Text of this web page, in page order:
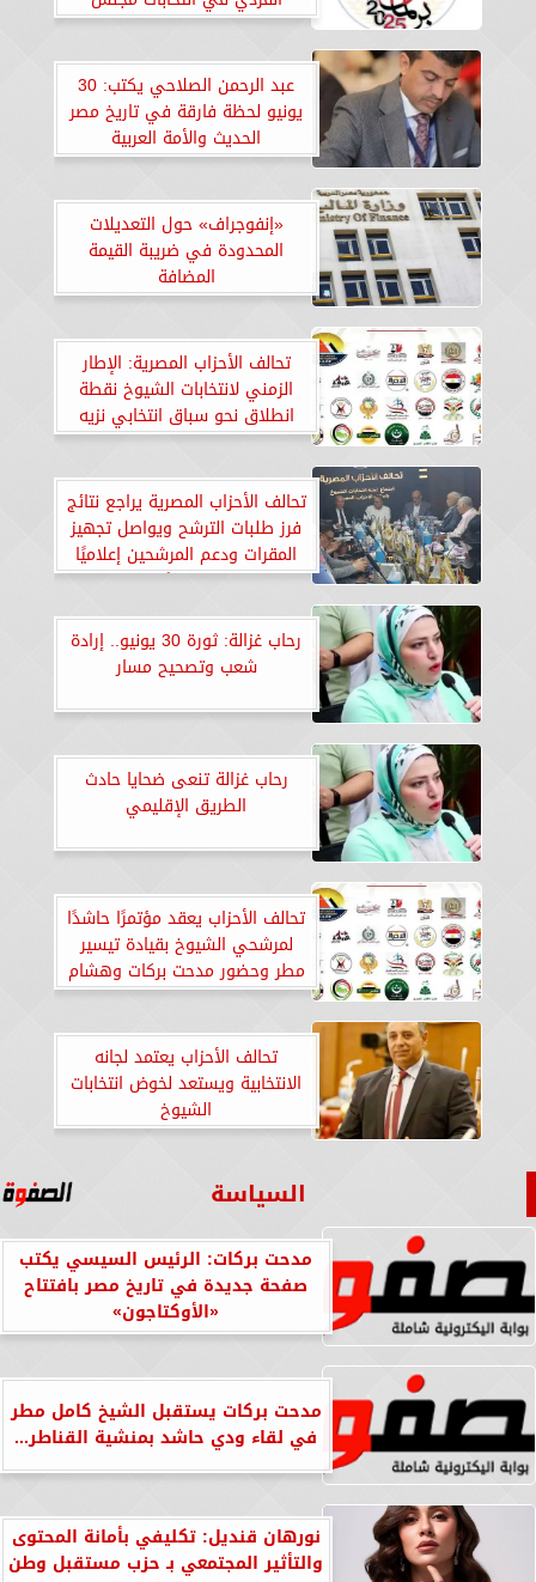
الشيوخ
عبد الرحمن الصلاحي يكتب: 30
يونيو لحظة فارقة في تاريخ مصر
الحديث والأمة العربية
«إنفوجراف» حول التعديلات
المحدودة في ضريبة القيمة
المضافة
تحالف الأحزاب المصرية: الإطار
الزمني لانتخابات الشيوخ نقطة
انطلاق نحو سباق انتخابي نزيه
ومشرف
تحالف الأحزاب المصرية يراجع نتائج
فرز طلبات الترشح ويواصل تجهيز
المقرات ودعم المرشحين إعلاميًا
وميدانيًا
رحاب غزالة: ثورة 30 يونيو.. إرادة
شعب وتصحيح مسار
رحاب غزالة تنعى ضحايا حادث
الطريق الإقليمي
تحالف الأحزاب يعقد مؤتمرًا حاشدًا
لمرشحي الشيوخ بقيادة تيسير
مطر وحضور مدحت بركات وهشام
عناني
تحالف الأحزاب يعتمد لجانه
الانتخابية ويستعد لخوض انتخابات
الشيوخ
السياسة
مدحت بركات: الرئيس السيسي يكتب
صفحة جديدة في تاريخ مصر بافتتاح
«الأوكتاجون»
مدحت بركات يستقبل الشيخ كامل مطر
في لقاء ودي حاشد بمنشية القناطر...
نورهان قنديل: تكليفي بأمانة المحتوى
والتأثير المجتمعي بـ حزب مستقبل وطن